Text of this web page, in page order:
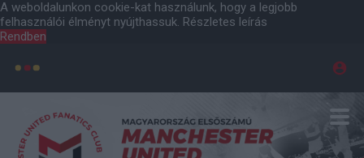
A weboldalunkon cookie-kat használunk, hogy a legjobb
felhasználói élményt nyújthassuk. Részletes leírás
Rendben